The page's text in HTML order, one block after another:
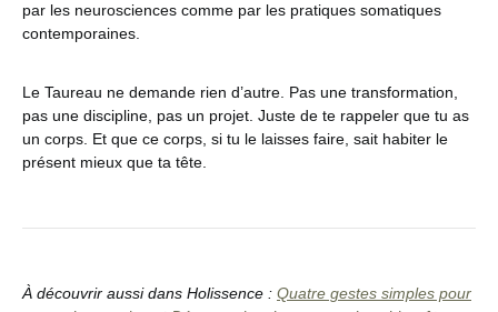
par les neurosciences comme par les pratiques somatiques
contemporaines.
Le Taureau ne demande rien d’autre. Pas une transformation,
pas une discipline, pas un projet. Juste de te rappeler que tu as
un corps. Et que ce corps, si tu le laisses faire, sait habiter le
présent mieux que ta tête.
À découvrir aussi dans Holissence : Quatre gestes simples pour